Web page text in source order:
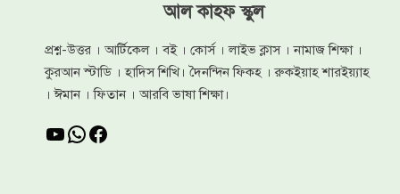
আল কাহফ স্কুল
প্রশ্ন-উত্তর । আর্টিকেল । বই । কোর্স । লাইভ ক্লাস । নামাজ শিক্ষা ।
কুরআন স্টাডি । হাদিস শিখি। দৈনন্দিন ফিকহ । রুকইয়াহ শারইয়্যাহ
। ঈমান । ফিতান । আরবি ভাষা শিক্ষা।
YouTube
WhatsApp
Facebook